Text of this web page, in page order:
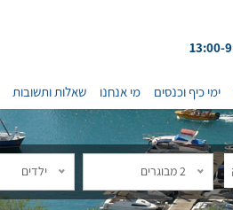
ימי כיף וכנסים מי אנחנו שאלות ותשובות
2 מבוגרים ילדים